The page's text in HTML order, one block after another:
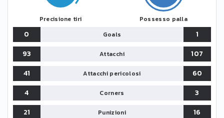
Precisione tiri Possesso palla
0 Goals
1
93
Attacchi
107
41
Attacchi pericolosi
60
4
Corners
3
21
Punizioni
16